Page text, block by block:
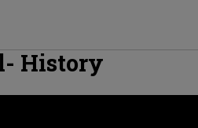
History